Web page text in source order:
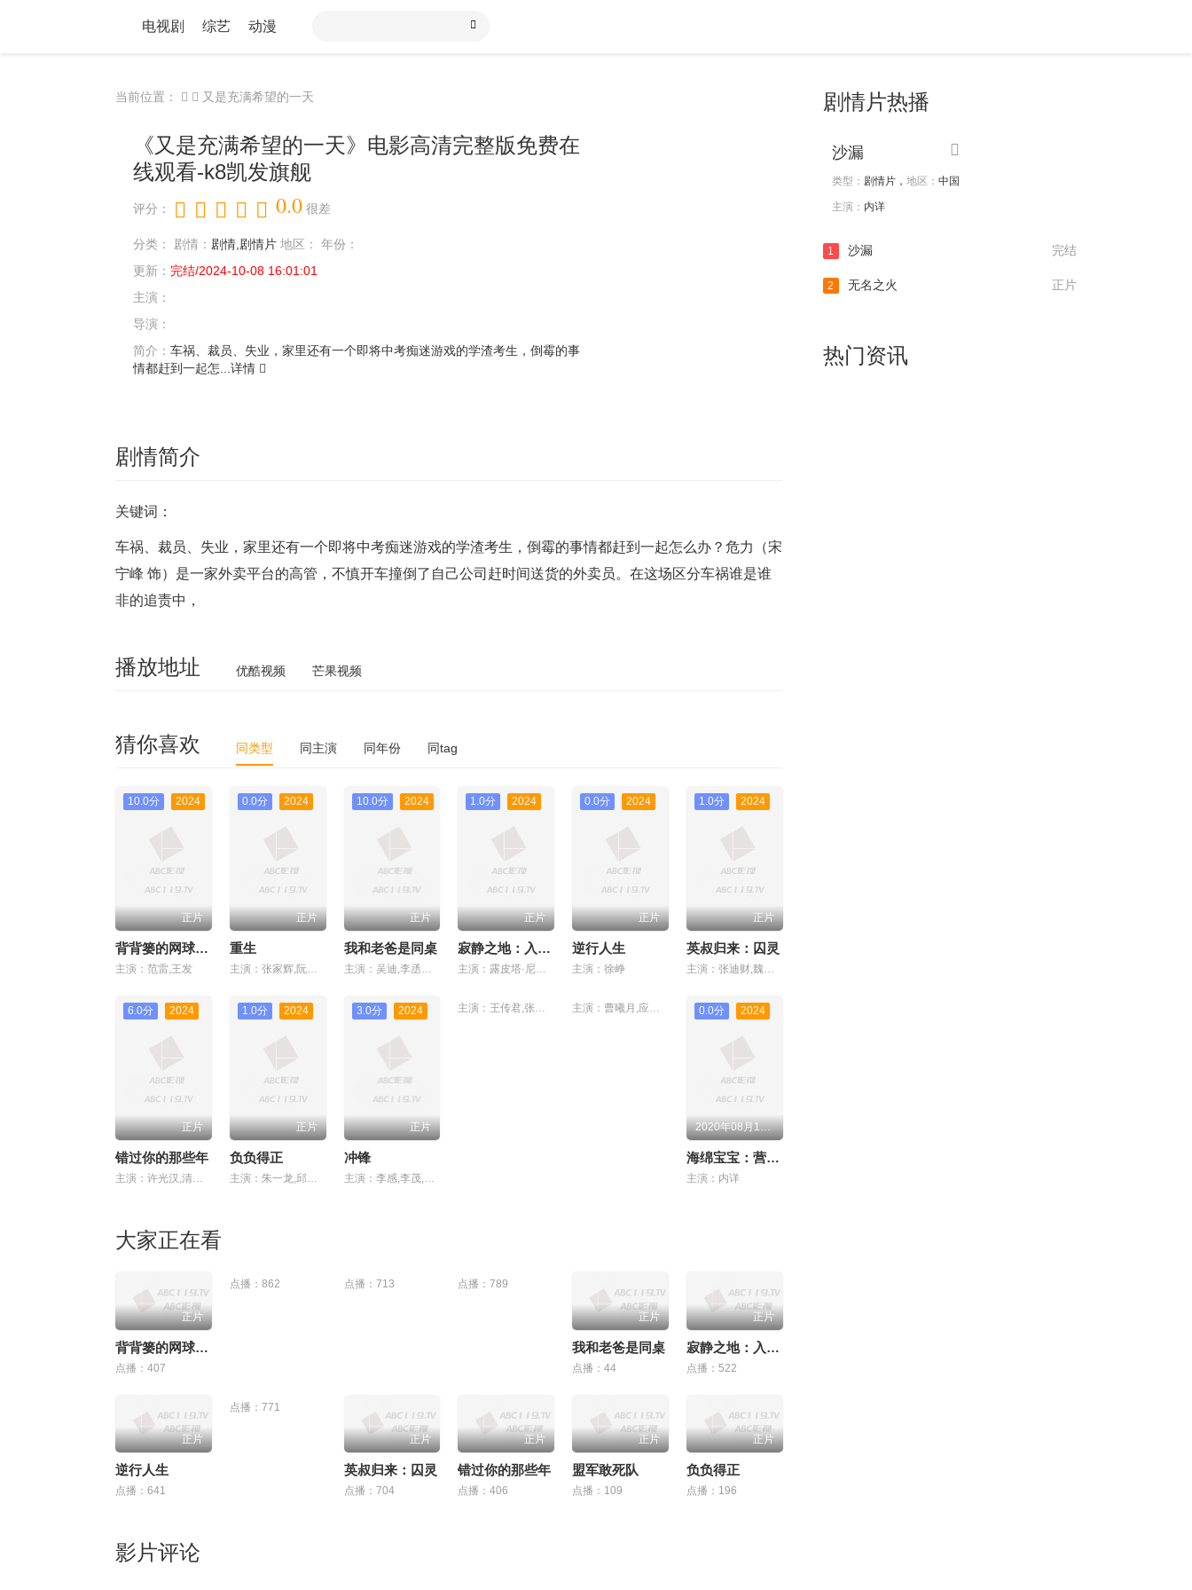
电视剧 综艺 动漫
当前位置： 又是充满希望的一天
《又是充满希望的一天》电影高清完整版免费在
线观看-k8凯发旗舰
评分： 0.0 很差
分类： 剧情： 剧情,剧情片 地区：
年份：
更新： 完结/2024-10-08 16:01:01
主演：
导演：
简介： 车祸、裁员、失业，家里还有一个即将中考痴迷游戏的学渣考生，倒霉的事
情都赶到一起怎... 详情
剧情简介
关键词：
车祸、裁员、失业，家里还有一个即将中考痴迷游戏的学渣考生，倒霉的事情都赶到一起怎么办？危力（宋
宁峰 饰）是一家外卖平台的高管，不慎开车撞倒了自己公司赶时间送货的外卖员。在这场区分车祸谁是谁
非的追责中，
播放地址 优酷视频 芒果视频
猜你喜欢 同类型 同主演 同年份 同tag
10.0分 2024
正片
背背篓的网球少年
主演：范雷,王发
0.0分 2024
正片
重生
主演：张家辉,阮经天
10.0分 2024
正片
我和老爸是同桌
主演：吴迪,李丞峰,张光北,侯勇,祝延平,胡然,刘梓妍,吴双,杨棽,王永权,韩铠伊,黄中林
1.0分 2024
正片
寂静之地：入侵日
主演：露皮塔·尼永奥,约瑟夫·奎恩,杰曼·翰苏
0.0分 2024
正片
逆行人生
主演：徐峥
1.0分 2024
正片
英叔归来：囚灵
主演：张迪财,魏璐,秦阳明
6.0分 2024
正片
错过你的那些年
主演：许光汉,清原果耶,道枝骏佑
1.0分 2024
正片
负负得正
主演：朱一龙,邱天（小）,蒋奇明
3.0分 2024
正片
冲锋
主演：李感,李茂,贾宏伟
主演：王传君,张钧甯,吴镇宇 主演：曹曦月,应昊茗,罗立群 0.0分 2024
2020年08月14日上映
海绵宝宝：营救大冒险
主演：内详
大家正在看
正片
背背篓的网球少年
点播：407
点播：862 点播：713 点播：789
正片
我和老爸是同桌
点播：44
正片
寂静之地：入侵日
点播：522
正片
逆行人生
点播：641
点播：771
正片
英叔归来：囚灵
点播：704
正片
错过你的那些年
点播：406
正片
盟军敢死队
点播：109
正片
负负得正
点播：196
影片评论
剧情片热播
沙漏
类型： 剧情片， 地区： 中国
主演： 内详
完结
1 沙漏
正片
2 无名之火
热门资讯